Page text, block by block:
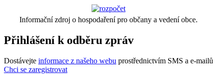
Informační zdroj o hospodaření pro občany a vedení obce.
Přihlášení k odběru zpráv
Dostávejte informace z našeho webu prostřednictvím SMS a e-mailů
Chci se zaregistrovat